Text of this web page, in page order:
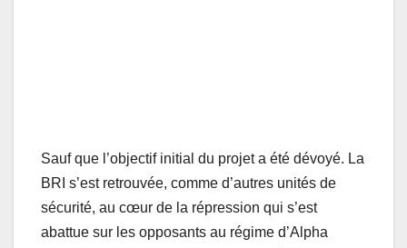
Sauf que l’objectif initial du projet a été dévoyé. La
BRI s’est retrouvée, comme d’autres unités de
sécurité, au cœur de la répression qui s’est
abattue sur les opposants au régime d’Alpha